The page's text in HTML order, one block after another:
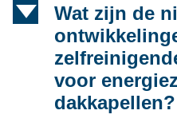
d
Wat zijn de
voor
dakkapellen?